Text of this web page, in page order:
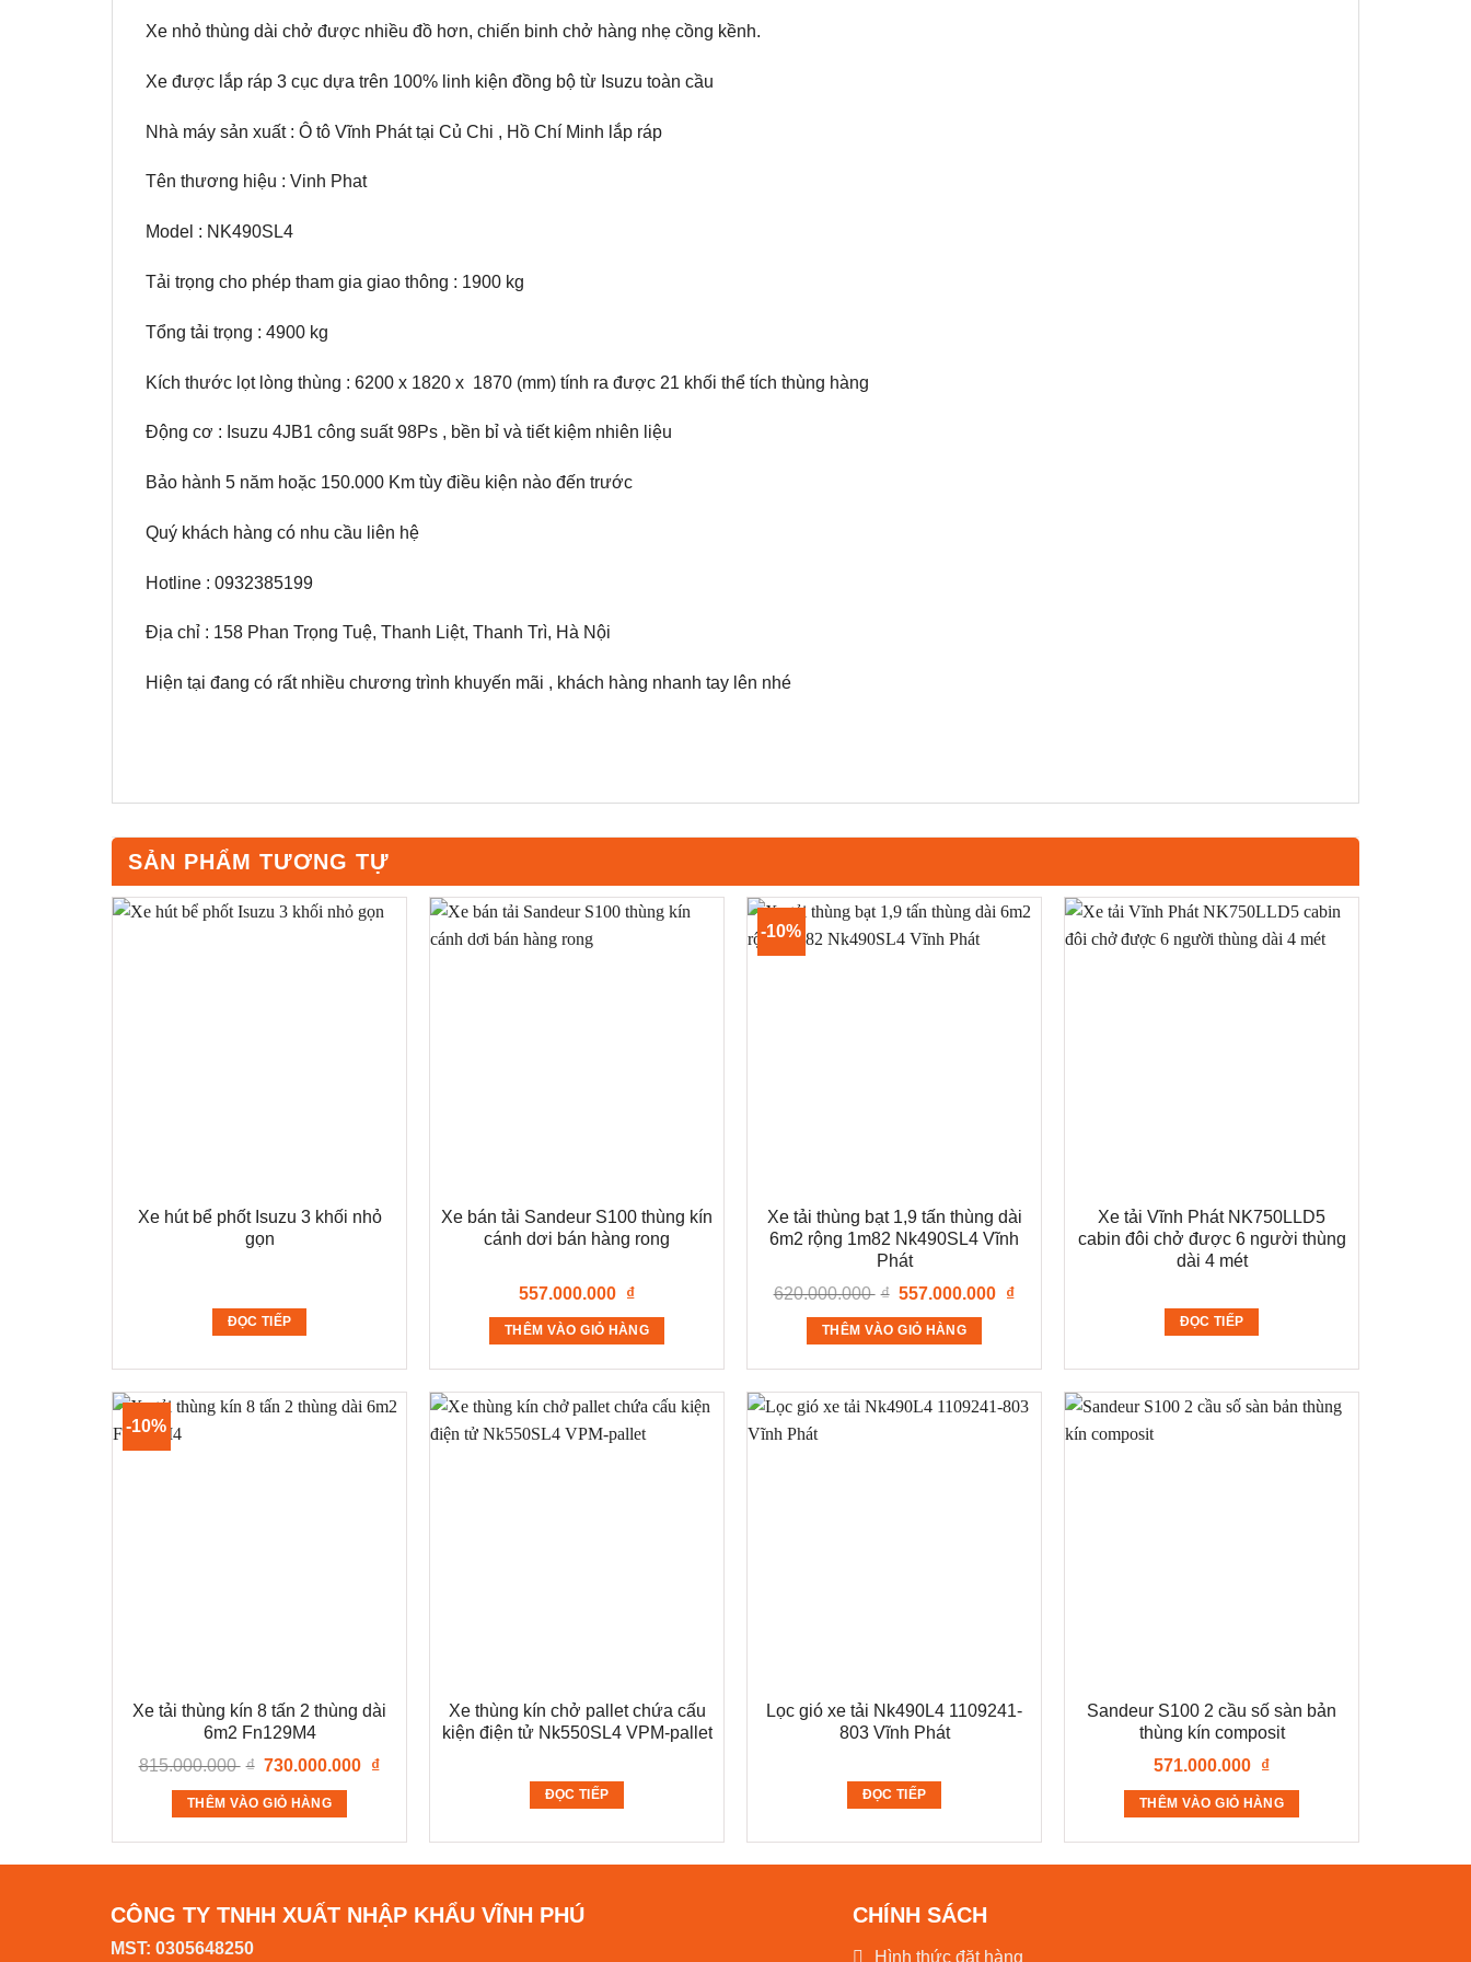
Xe nhỏ thùng dài chở được nhiều đồ hơn, chiến binh chở hàng nhẹ cồng kềnh.
Xe được lắp ráp 3 cục dựa trên 100% linh kiện đồng bộ từ Isuzu toàn cầu
Nhà máy sản xuất : Ô tô Vĩnh Phát tại Củ Chi , Hồ Chí Minh lắp ráp
Tên thương hiệu : Vinh Phat
Model : NK490SL4
Tải trọng cho phép tham gia giao thông : 1900 kg
Tổng tải trọng : 4900 kg
Kích thước lọt lòng thùng : 6200 x 1820 x 1870 (mm) tính ra được 21 khối thể tích thùng hàng
Động cơ : Isuzu 4JB1 công suất 98Ps , bền bỉ và tiết kiệm nhiên liệu
Bảo hành 5 năm hoặc 150.000 Km tùy điều kiện nào đến trước
Quý khách hàng có nhu cầu liên hệ
Hotline : 0932385199
Địa chỉ : 158 Phan Trọng Tuệ, Thanh Liệt, Thanh Trì, Hà Nội
Hiện tại đang có rất nhiều chương trình khuyến mãi , khách hàng nhanh tay lên nhé
SẢN PHẨM TƯƠNG TỰ
Xe hút bể phốt Isuzu 3 khối nhỏ
gọn
ĐỌC TIẾP
Xe bán tải Sandeur S100 thùng kín
cánh dơi bán hàng rong
557.000.000 ₫
THÊM VÀO GIỎ HÀNG
-10%
Xe tải thùng bạt 1,9 tấn thùng dài
6m2 rộng 1m82 Nk490SL4 Vĩnh
Phát
620.000.000 ₫ Giá
là:
620.000.000 ₫.
557.000.000 ₫Giá
THÊM VÀO GIỎ HÀNG
Xe tải Vĩnh Phát NK750LLD5
cabin đôi chở được 6 người thùng
dài 4 mét
ĐỌC TIẾP
-10%
Xe tải thùng kín 8 tấn 2 thùng dài
6m2 Fn129M4
815.000.000 ₫ Giá
là:
815.000.000 ₫.
730.000.000 ₫Giá
THÊM VÀO GIỎ HÀNG
Xe thùng kín chở pallet chứa cấu
kiện điện tử Nk550SL4 VPM-pallet
ĐỌC TIẾP
Lọc gió xe tải Nk490L4 1109241-
803 Vĩnh Phát
ĐỌC TIẾP
Sandeur S100 2 cầu số sàn bản
thùng kín composit
571.000.000 ₫
THÊM VÀO GIỎ HÀNG
CÔNG TY TNHH XUẤT NHẬP KHẨU VĨNH PHÚ
MST: 0305648250
CHÍNH SÁCH
Hình thức đặt hàng